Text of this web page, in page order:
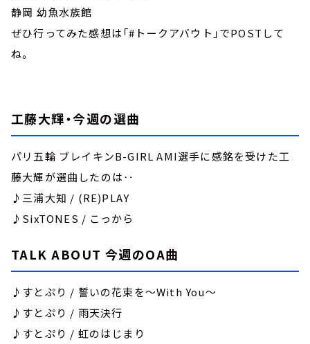
静岡 幼魚水族館
ぜひ行ってみた感想は「#トークアバウト」でPOSTして
ね。
工藤大輝・今週の選曲
パリ五輪 ブレイキンB-GIRL AMI選手に感銘を受けた工
藤大輝が選曲したのは‥
♪三浦大知 / (RE)PLAY
♪SixTONES / こっから
TALK ABOUT 今週のOA曲
♪すとぷり / 誓いの花束を～With You～
♪すとぷり / 雨天決行
♪すとぷり / 虹のはじまり